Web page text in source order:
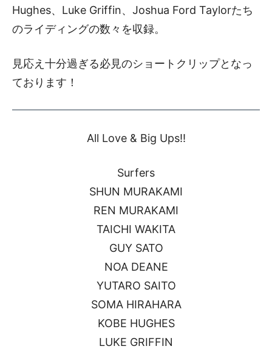
Hughes、Luke Griffin、Joshua Ford Taylorたち
のライディングの数々を収録。
見応え十分過ぎる必見のショートクリップとなっ
ております！
All Love & Big Ups!!
Surfers
SHUN MURAKAMI
REN MURAKAMI
TAICHI WAKITA
GUY SATO
NOA DEANE
YUTARO SAITO
SOMA HIRAHARA
KOBE HUGHES
LUKE GRIFFIN